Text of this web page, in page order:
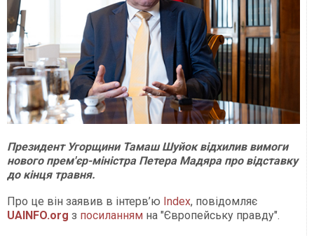
Президент Угорщини Тамаш Шуйок відхилив вимоги
нового прем'єр-міністра Петера Мадяра про відставку
до кінця травня.
Про це він заявив в інтерв’ю Index, повідомляє
UAINFO.org з посиланням на "Європейську правду".